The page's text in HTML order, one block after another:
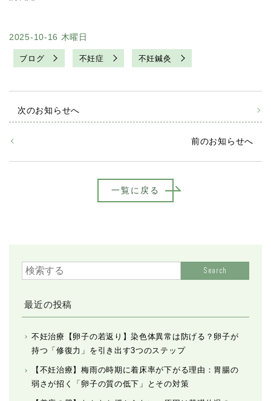
2025-10-16 木曜日
ブログ 不妊症 不妊鍼灸
次のお知らせへ
前のお知らせへ
一覧に戻る
Search
最近の投稿
不妊治療【卵子の若返り】染色体異常は防げる？卵子が
持つ「修復力」を引き出す3つのステップ
【不妊治療】梅雨の時期に着床率が下がる理由：胃腸の
弱さが招く「卵子の質の低下」とその対策